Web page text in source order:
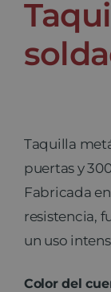
Taquilla
puertas y
Fabricada
resistencia,
un uso
Color del